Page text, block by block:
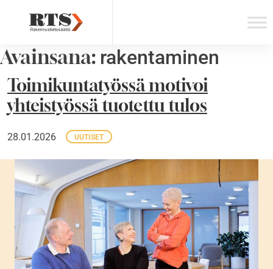
Avainsana: rakentaminen
Toimikuntatyössä motivoi
yhteistyössä tuotettu tulos
28.01.2026 UUTISET